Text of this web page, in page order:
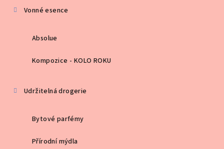
Vonné esence
Absolue
Kompozice - KOLO ROKU
Udržitelná drogerie
Bytové parfémy
Přírodní mýdla